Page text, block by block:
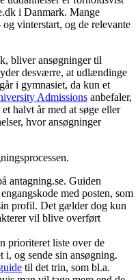
i Danmark. Mange
vinterstart, og de relevante
bliver ansøgninger til
desværre, at udlændinge
i gymnasiet, da kun et
Admissions anbefaler,
halvt år med at søge eller
hvor ansøgninger
antagning.se. Guiden
med posten, som
profil. Det gælder dog kun
vil blive overført
prioriteret liste over de
i, og sende sin ansøgning.
til det trin, som bl.a.